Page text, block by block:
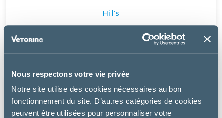
Nous respectons votre vie privée
Notre site utilise des cookies nécessaires au bon
fonctionnement du site. D’autres catégories de cookies
peuvent être utilisées pour personnaliser votre
Hill's
I/D ACTIV BIOME+ SAUMON EN SAUCE - CHAT
20.49 €